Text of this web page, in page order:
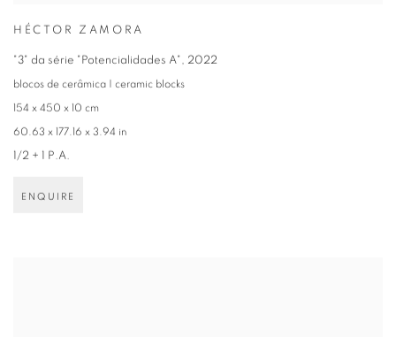
HÉCTOR ZAMORA
"3" da série "Potencialidades A", 2022
blocos de cerâmica | ceramic blocks
154 x 450 x 10 cm
60.63 x 177.16 x 3.94 in
1/2 + 1 P.A.
ENQUIRE